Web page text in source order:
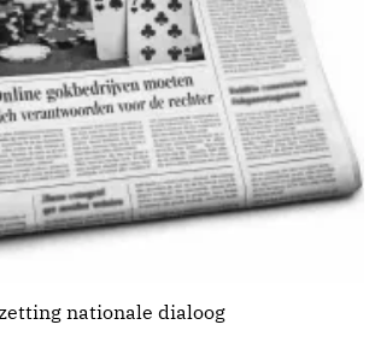
nationale dialoog